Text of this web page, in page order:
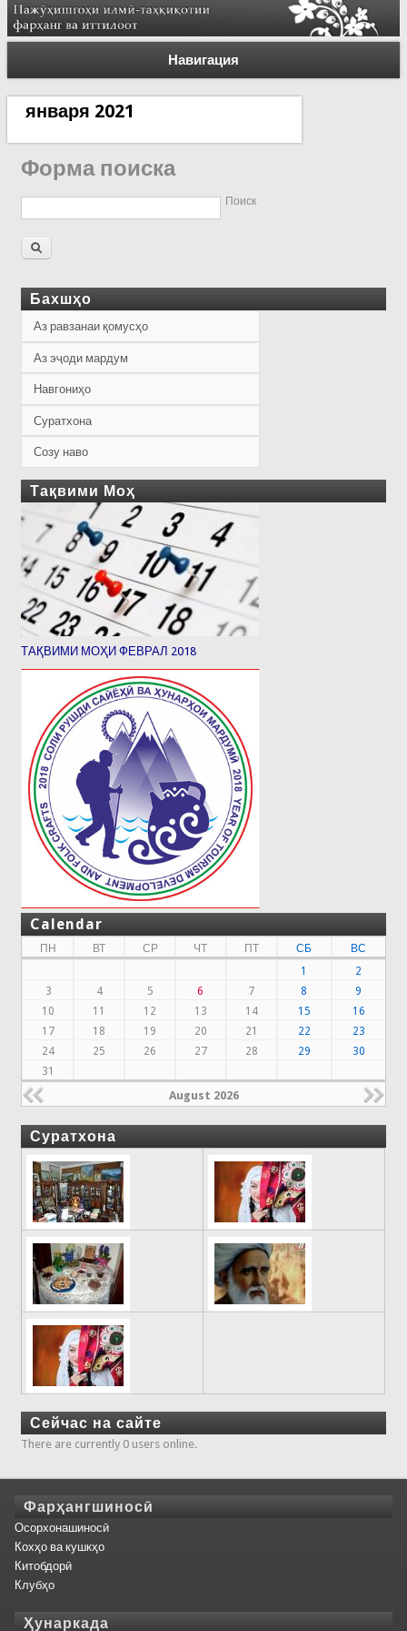
Навигация
января 2021
Форма поиска
Поиск
Бахшҳо
Аз равзанаи қомусҳо
Аз эҷоди мардум
Навгониҳо
Суратхона
Созу наво
Тақвими Моҳ
ТАҚВИМИ МОҲИ ФЕВРАЛ 2018
Calendar
ПН ВТ СР ЧТ ПТ СБ
ВС
1
2
3
4 5 6 7 8
9
10
11 12 13 14 15
16
17
18 19 20 21 22
23
24
25 26 27 28 29
30
31
August 2026
Суратхона
Сейчас на сайте
There are currently 0 users online.
Фарҳангшиносӣ
Осорхонашиносӣ
Кохҳо ва кушкҳо
Китобдорӣ
Клубҳо
Ҳунаркада